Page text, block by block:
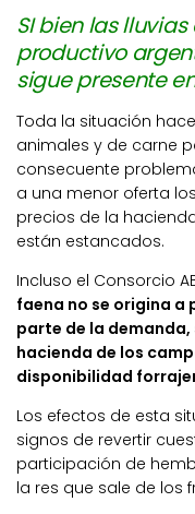
SI bien las
productivo
sigue presente
Toda la situación
animales y de carne
consecuente
a una menor oferta
precios de la
están estancados.
Incluso el Consorcio
faena no se origina a
parte de la
hacienda de los
disponibilidad
Los efectos de esta
signos de revertir
participación de
la res que sale de los